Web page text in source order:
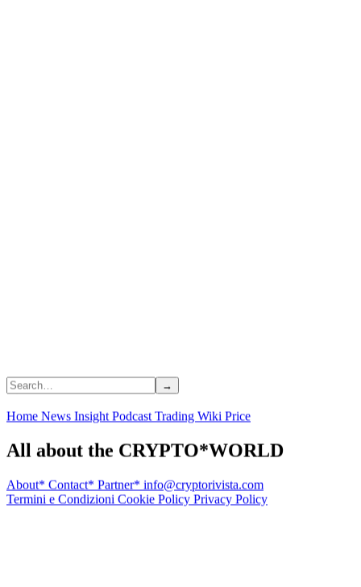
Home News Insight Podcast Trading Wiki Price
All about the CRYPTO*WORLD
About* Contact* Partner* info@cryptorivista.com
Termini e Condizioni Cookie Policy Privacy Policy